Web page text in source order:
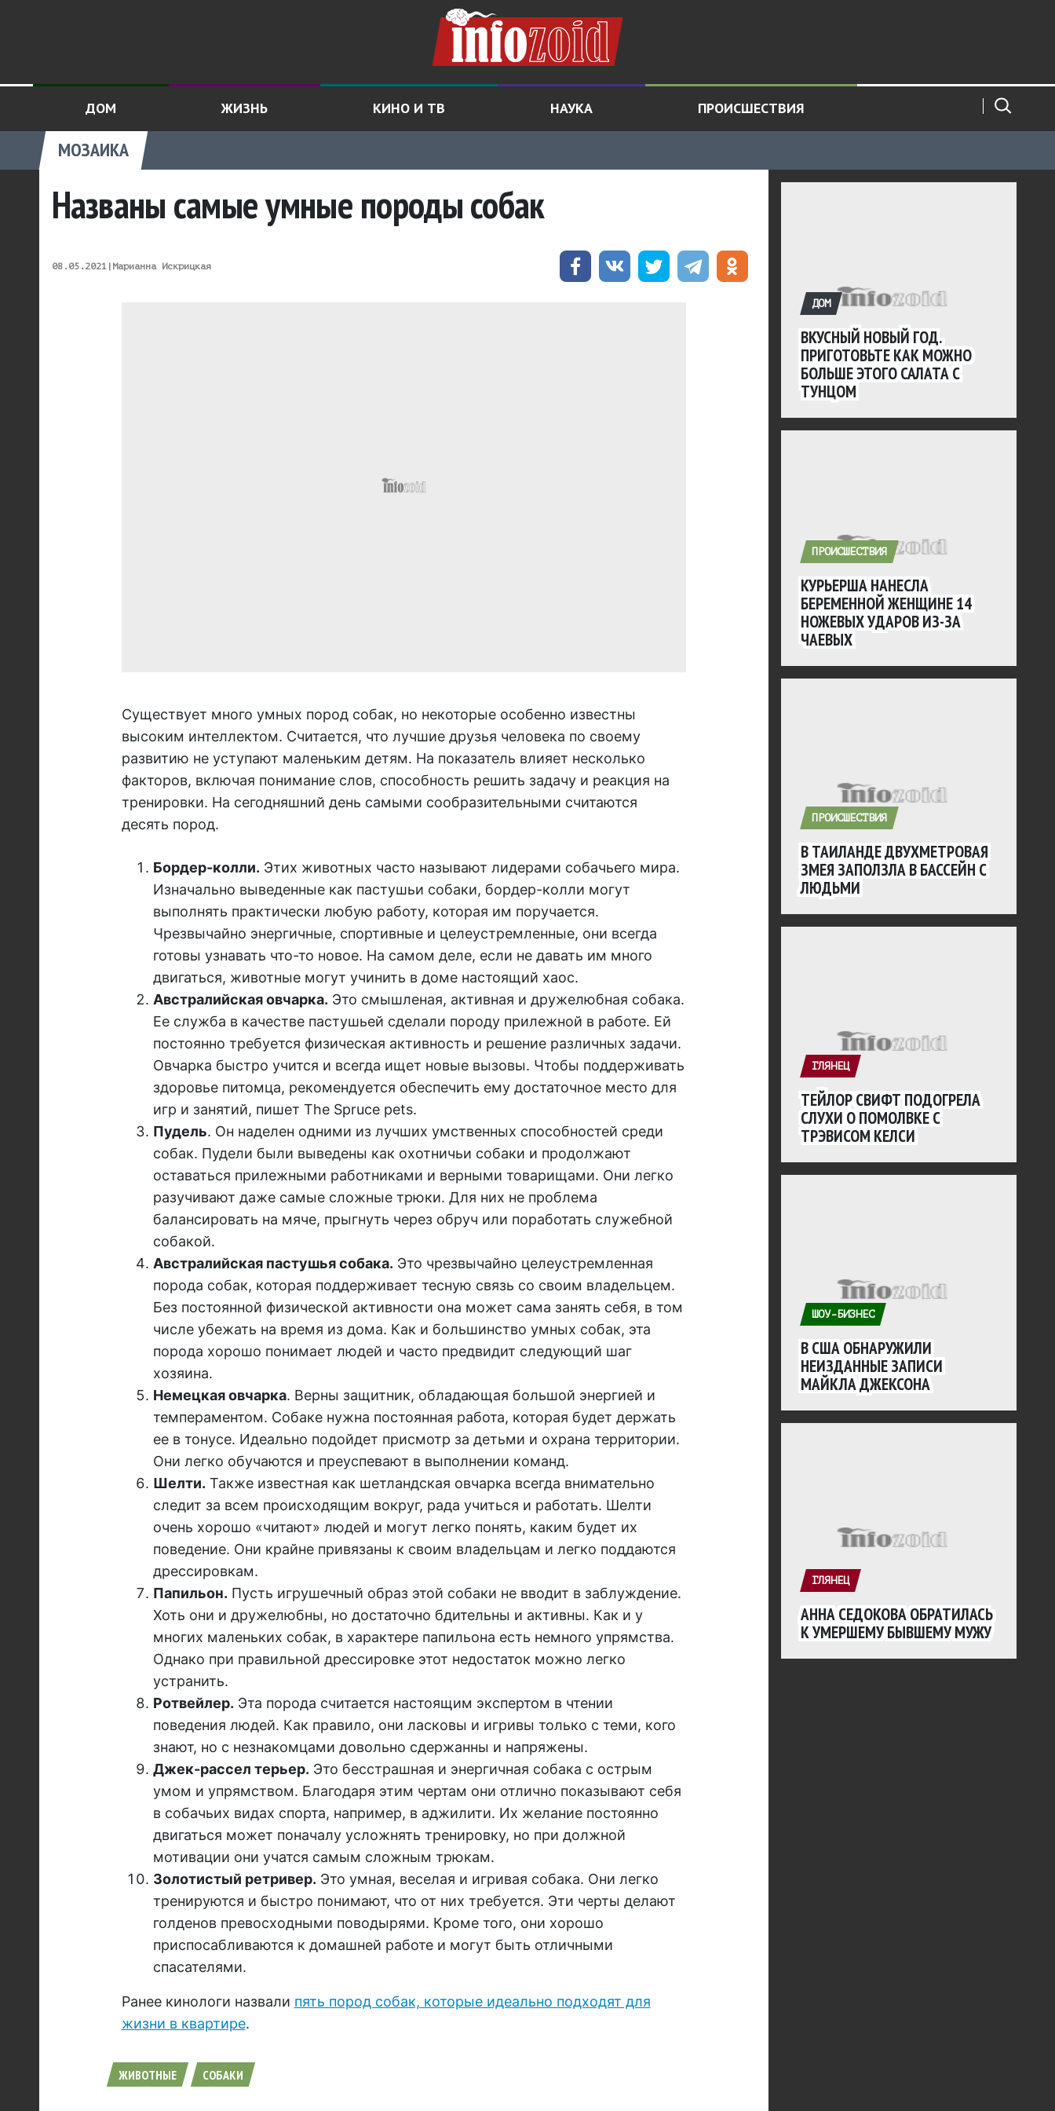
ДОМ ЖИЗНЬ КИНО И ТВ НАУКА ПРОИСШЕСТВИЯ
МОЗАИКА
Названы самые умные породы собак
08.05.2021 | Марианна Искрицкая
Существует много умных пород собак, но некоторые особенно известны
высоким интеллектом. Считается, что лучшие друзья человека по своему
развитию не уступают маленьким детям. На показатель влияет несколько
факторов, включая понимание слов, способность решить задачу и реакция на
тренировки. На сегодняшний день самыми сообразительными считаются
десять пород.
Бордер-колли. Этих животных часто называют лидерами собачьего мира.
Изначально выведенные как пастушьи собаки, бордер-колли могут
выполнять практически любую работу, которая им поручается.
Чрезвычайно энергичные, спортивные и целеустремленные, они всегда
готовы узнавать что-то новое. На самом деле, если не давать им много
двигаться, животные могут учинить в доме настоящий хаос.
Австралийская овчарка. Это смышленая, активная и дружелюбная собака.
Ее служба в качестве пастушьей сделали породу прилежной в работе. Ей
постоянно требуется физическая активность и решение различных задачи.
Овчарка быстро учится и всегда ищет новые вызовы. Чтобы поддерживать
здоровье питомца, рекомендуется обеспечить ему достаточное место для
игр и занятий, пишет The Spruce pets.
Пудель. Он наделен одними из лучших умственных способностей среди
собак. Пудели были выведены как охотничьи собаки и продолжают
оставаться прилежными работниками и верными товарищами. Они легко
разучивают даже самые сложные трюки. Для них не проблема
балансировать на мяче, прыгнуть через обруч или поработать служебной
собакой.
Австралийская пастушья собака. Это чрезвычайно целеустремленная
порода собак, которая поддерживает тесную связь со своим владельцем.
Без постоянной физической активности она может сама занять себя, в том
числе убежать на время из дома. Как и большинство умных собак, эта
порода хорошо понимает людей и часто предвидит следующий шаг
хозяина.
Немецкая овчарка. Верны защитник, обладающая большой энергией и
темпераментом. Собаке нужна постоянная работа, которая будет держать
ее в тонусе. Идеально подойдет присмотр за детьми и охрана территории.
Они легко обучаются и преуспевают в выполнении команд.
Шелти. Также известная как шетландская овчарка всегда внимательно
следит за всем происходящим вокруг, рада учиться и работать. Шелти
очень хорошо «читают» людей и могут легко понять, каким будет их
поведение. Они крайне привязаны к своим владельцам и легко поддаются
дрессировкам.
Папильон. Пусть игрушечный образ этой собаки не вводит в заблуждение.
Хоть они и дружелюбны, но достаточно бдительны и активны. Как и у
многих маленьких собак, в характере папильона есть немного упрямства.
Однако при правильной дрессировке этот недостаток можно легко
устранить.
Ротвейлер. Эта порода считается настоящим экспертом в чтении
поведения людей. Как правило, они ласковы и игривы только с теми, кого
знают, но с незнакомцами довольно сдержанны и напряжены.
Джек-рассел терьер. Это бесстрашная и энергичная собака с острым
умом и упрямством. Благодаря этим чертам они отлично показывают себя
в собачьих видах спорта, например, в аджилити. Их желание постоянно
двигаться может поначалу усложнять тренировку, но при должной
мотивации они учатся самым сложным трюкам.
Золотистый ретривер. Это умная, веселая и игривая собака. Они легко
тренируются и быстро понимают, что от них требуется. Эти черты делают
голденов превосходными поводырями. Кроме того, они хорошо
приспосабливаются к домашней работе и могут быть отличными
спасателями.
Ранее кинологи назвали пять пород собак, которые идеально подходят для
жизни в квартире.
ЖИВОТНЫЕ СОБАКИ
ДОМ
ВКУСНЫЙ НОВЫЙ ГОД.
ПРИГОТОВЬТЕ КАК МОЖНО
БОЛЬШЕ ЭТОГО САЛАТА С
ТУНЦОМ
ПРОИСШЕСТВИЯ
КУРЬЕРША НАНЕСЛА
БЕРЕМЕННОЙ ЖЕНЩИНЕ 14
НОЖЕВЫХ УДАРОВ ИЗ-ЗА
ЧАЕВЫХ
ПРОИСШЕСТВИЯ
В ТАИЛАНДЕ ДВУХМЕТРОВАЯ
ЗМЕЯ ЗАПОЛЗЛА В БАССЕЙН С
ЛЮДЬМИ
ГЛЯНЕЦ
ТЕЙЛОР СВИФТ ПОДОГРЕЛА
СЛУХИ О ПОМОЛВКЕ С
ТРЭВИСОМ КЕЛСИ
ШОУ-БИЗНЕС
В США ОБНАРУЖИЛИ
НЕИЗДАННЫЕ ЗАПИСИ
МАЙКЛА ДЖЕКСОНА
ГЛЯНЕЦ
АННА СЕДОКОВА ОБРАТИЛАСЬ
К УМЕРШЕМУ БЫВШЕМУ МУЖУ